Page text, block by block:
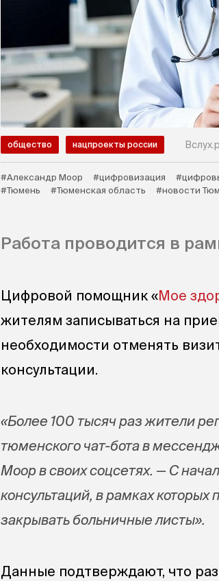
общество нацпроекты россии
#Александр Моор #цифровизация
#Тюмень
#Тюменская область #новости
Работа проводится в
Цифровой помощник «Мое
жителям записываться на
необходимости отменять
консультации.
«Более 100 тысяч раз жители
тюменского чат-бота в
Моор в своих соцсетях. — С
консультаций, в рамках
закрывать больничные листы».
Данные подтверждают, что